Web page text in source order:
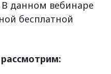
данном вебинаре
бесплатной